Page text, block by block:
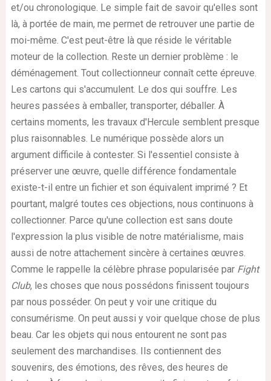
et/ou chronologique. Le simple fait de savoir qu'elles sont
là, à portée de main, me permet de retrouver une partie de
moi-même. C'est peut-être là que réside le véritable
moteur de la collection. Reste un dernier problème : le
déménagement. Tout collectionneur connaît cette épreuve.
Les cartons qui s'accumulent. Le dos qui souffre. Les
heures passées à emballer, transporter, déballer. À
certains moments, les travaux d'Hercule semblent presque
plus raisonnables. Le numérique possède alors un
argument difficile à contester. Si l'essentiel consiste à
préserver une œuvre, quelle différence fondamentale
existe-t-il entre un fichier et son équivalent imprimé ? Et
pourtant, malgré toutes ces objections, nous continuons à
collectionner. Parce qu'une collection est sans doute
l'expression la plus visible de notre matérialisme, mais
aussi de notre attachement sincère à certaines œuvres.
Comme le rappelle la célèbre phrase popularisée par Fight
Club, les choses que nous possédons finissent toujours
par nous posséder. On peut y voir une critique du
consumérisme. On peut aussi y voir quelque chose de plus
beau. Car les objets qui nous entourent ne sont pas
seulement des marchandises. Ils contiennent des
souvenirs, des émotions, des rêves, des heures de